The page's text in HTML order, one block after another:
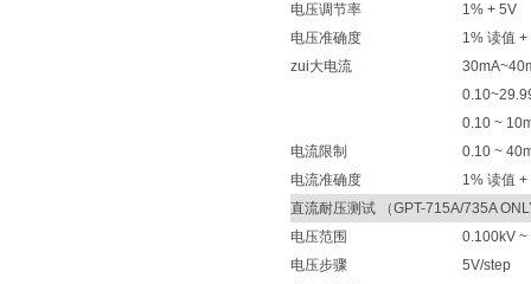
电压调节率
1% + 5V
电压准确度
1% 读值 +
zui大电流
0.10 ~
电流限制
0.10 ~
电流准确度
1% 读值
直流耐压测试 （GPT-715A/735A
电压范围
0.100kV
电压步骤
5V/step